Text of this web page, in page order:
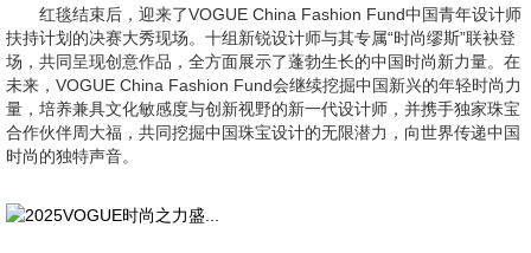
红毯结束后，迎来了VOGUE China Fashion Fund中国青年设计师
扶持计划的决赛大秀现场。十组新锐设计师与其专属“时尚缪斯”联袂登
场，共同呈现创意作品，全方面展示了蓬勃生长的中国时尚新力量。在
未来，VOGUE China Fashion Fund会继续挖掘中国新兴的年轻时尚力
量，培养兼具文化敏感度与创新视野的新一代设计师，并携手独家珠宝
合作伙伴周大福，共同挖掘中国珠宝设计的无限潜力，向世界传递中国
时尚的独特声音。